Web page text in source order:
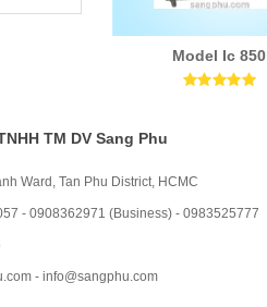
Model Ic 850
TM DV Sang Phu
Ward, Tan Phu District, HCMC
- 0908362971 (Business) - 0983525777
- info@sangphu.com